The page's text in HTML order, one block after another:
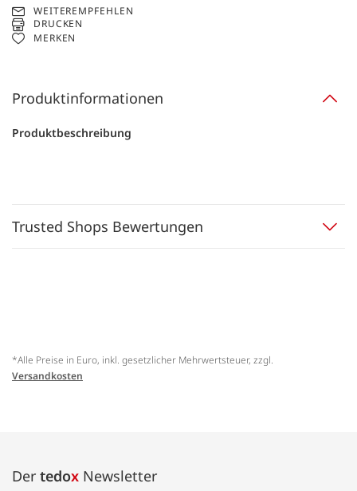
WEITEREMPFEHLEN
DRUCKEN
MERKEN
Produktinformationen
Produktbeschreibung
Trusted Shops Bewertungen
*Alle Preise in Euro, inkl. gesetzlicher Mehrwertsteuer, zzgl.
Versandkosten
Der tedox Newsletter